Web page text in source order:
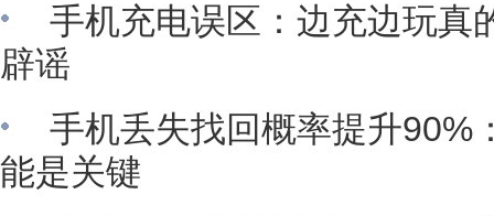
手机充电误区：边充边玩真
辟谣
手机丢失找回概率提升90%
能是关键